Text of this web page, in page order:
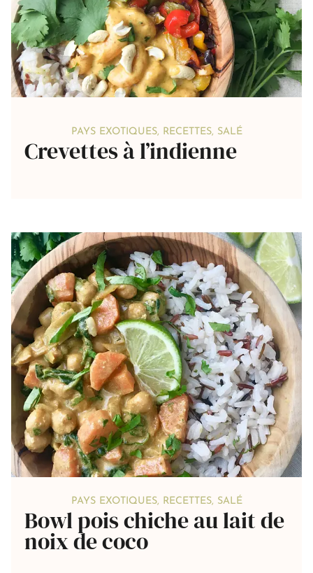
PAYS EXOTIQUES, RECETTES, SALÉ
Crevettes à l’indienne
PAYS EXOTIQUES, RECETTES, SALÉ
Bowl pois chiche au lait de
noix de coco